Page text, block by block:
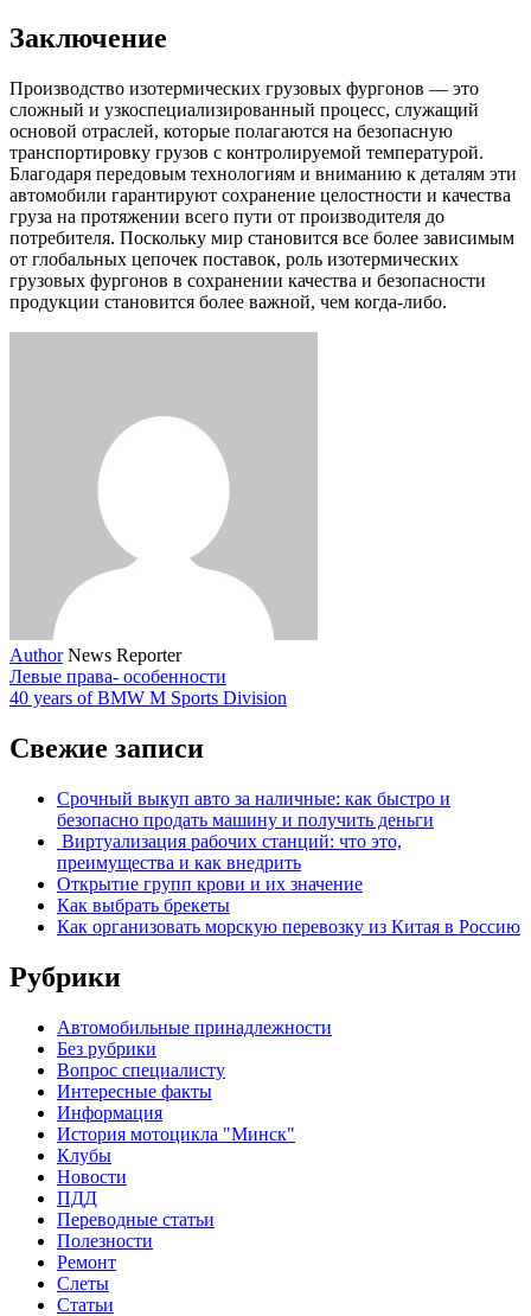
Заключение
Производство изотермических грузовых фургонов — это
сложный и узкоспециализированный процесс, служащий
основой отраслей, которые полагаются на безопасную
транспортировку грузов с контролируемой температурой.
Благодаря передовым технологиям и вниманию к деталям эти
автомобили гарантируют сохранение целостности и качества
груза на протяжении всего пути от производителя до
потребителя. Поскольку мир становится все более зависимым
от глобальных цепочек поставок, роль изотермических
грузовых фургонов в сохранении качества и безопасности
продукции становится более важной, чем когда-либо.
Author News Reporter
Левые права- особенности
40 years of BMW M Sports Division
Свежие записи
Срочный выкуп авто за наличные: как быстро и
безопасно продать машину и получить деньги
Виртуализация рабочих станций: что это,
преимущества и как внедрить
Открытие групп крови и их значение
Как выбрать брекеты
Как организовать морскую перевозку из Китая в Россию
Рубрики
Автомобильные принадлежности
Без рубрики
Вопрос специалисту
Интересные факты
Информация
История мотоцикла "Минск"
Клубы
Новости
ПДД
Переводные статьи
Полезности
Ремонт
Слеты
Статьи